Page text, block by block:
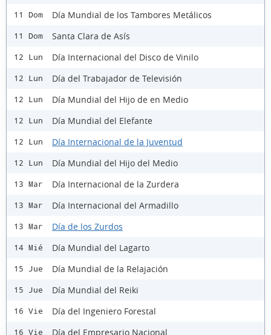
11 Dom Día Mundial de los Tambores Metálicos
11 Dom Santa Clara de Asís
12 Lun Día Internacional del Disco de Vinilo
12 Lun Día del Trabajador de Televisión
12 Lun Día Mundial del Hijo de en Medio
12 Lun Día Mundial del Elefante
12 Lun Día Internacional de la Juventud
12 Lun Día Mundial del Hijo del Medio
13 Mar Día Internacional de la Zurdera
13 Mar Día Internacional del Armadillo
13 Mar Día de los Zurdos
14 Mié Día Mundial del Lagarto
15 Jue Día Mundial de la Relajación
15 Jue Día Mundial del Reiki
16 Vie Día del Ingeniero Forestal
16 Vie Día del Empresario Nacional